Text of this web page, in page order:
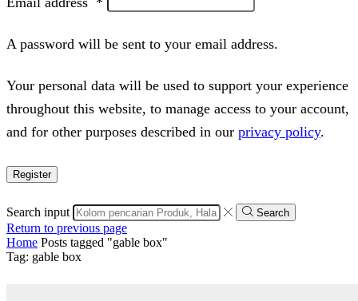
A password will be sent to your email address.
Your personal data will be used to support your experience
throughout this website, to manage access to your account,
and for other purposes described in our privacy policy.
Register
Search input Search
Return to previous page
Home Posts tagged "gable box"
Tag: gable box